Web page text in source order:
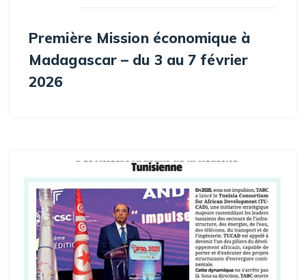
Première Mission économique à
Madagascar – du 3 au 7 février
2026